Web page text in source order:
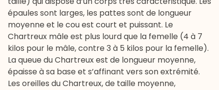
épaules sont larges, les pattes sont de longueur
moyenne et le cou est court et puissant. Le
Chartreux mâle est plus lourd que la femelle (4 à 7
kilos pour le mâle, contre 3 à 5 kilos pour la femelle).
La queue du Chartreux est de longueur moyenne,
épaisse à sa base et s’affinant vers son extrémité.
Les oreilles du Chartreux, de taille moyenne,